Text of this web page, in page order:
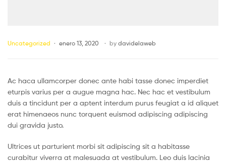
Uncategorized enero 13, 2020 by davidelaweb
Ac haca ullamcorper donec ante habi tasse donec imperdiet
eturpis varius per a augue magna hac. Nec hac et vestibulum
duis a tincidunt per a aptent interdum purus feugiat a id aliquet
erat himenaeos nunc torquent euismod adipiscing adipiscing
dui gravida justo.
Ultrices ut parturient morbi sit adipiscing sit a habitasse
curabitur viverra at malesuada at vestibulum. Leo duis lacinia